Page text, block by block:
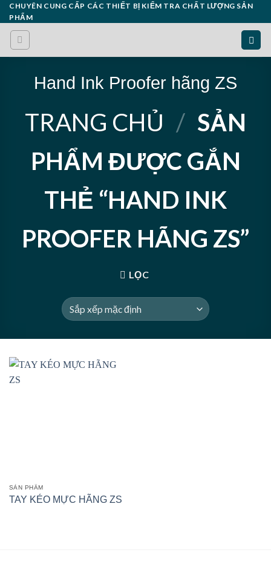
Skip
to
content
CHUYÊN CUNG CẤP CÁC THIẾT BỊ KIỂM TRA CHẤT LƯỢNG SẢN
PHẨM
Hand Ink Proofer hãng ZS
TRANG CHỦ / SẢN
PHẨM ĐƯỢC GẮN
THẺ “HAND INK
PROOFER HÃNG ZS”
LỌC
SẢN PHẨM
TAY KÉO MỰC HÃNG ZS